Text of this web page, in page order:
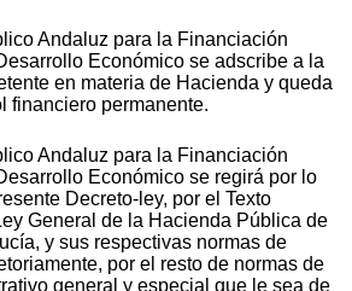
Andaluz para la Financiación
Económico se adscribe a la
en materia de Hacienda y queda
financiero permanente.
Andaluz para la Financiación
Económico se regirá por lo
Decreto-ley, por el Texto
General de la Hacienda Pública de
y sus respectivas normas de
por el resto de normas de
general y especial que le sea de